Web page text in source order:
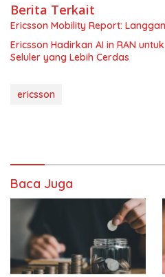
Berita Terkait
Ericsson Mobility Report:
Ericsson Hadirkan AI in RAN
Seluler yang Lebih Cerdas
ericsson
Baca Juga